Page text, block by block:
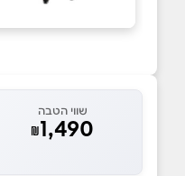
שווי הטבה
₪1,490